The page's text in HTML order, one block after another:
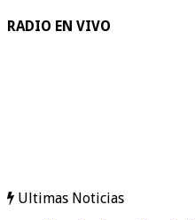
RADIO EN VIVO
Ultimas Noticias